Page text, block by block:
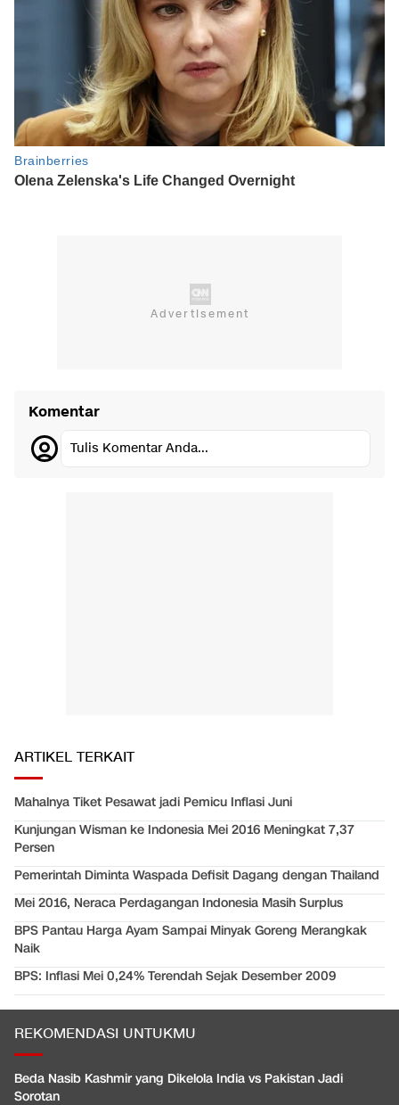
Komentar
Tulis Komentar Anda...
ARTIKEL TERKAIT
Mahalnya Tiket Pesawat jadi Pemicu Inflasi Juni
Kunjungan Wisman ke Indonesia Mei 2016 Meningkat 7,37
Persen
Pemerintah Diminta Waspada Defisit Dagang dengan Thailand
Mei 2016, Neraca Perdagangan Indonesia Masih Surplus
BPS Pantau Harga Ayam Sampai Minyak Goreng Merangkak
Naik
BPS: Inflasi Mei 0,24% Terendah Sejak Desember 2009
REKOMENDASI UNTUKMU
Beda Nasib Kashmir yang Dikelola India vs Pakistan Jadi
Sorotan